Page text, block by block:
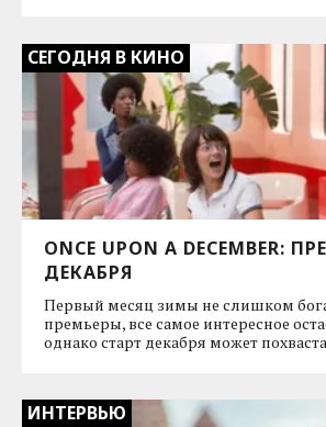
СЕГОДНЯ В КИНО
ONCE UPON A DECEMBER:
ДЕКАБРЯ
Первый месяц зимы не слишком
премьеры, все самое интересное
однако старт декабря может
ИНТЕРВЬЮ